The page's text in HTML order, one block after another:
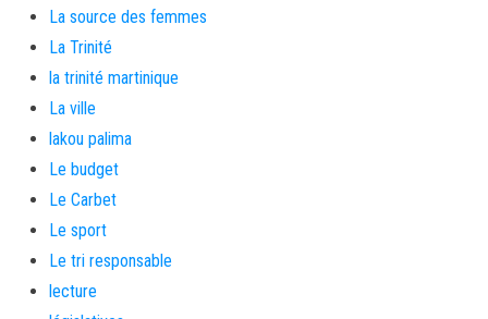
La source des femmes
La Trinité
la trinité martinique
La ville
lakou palima
Le budget
Le Carbet
Le sport
Le tri responsable
lecture